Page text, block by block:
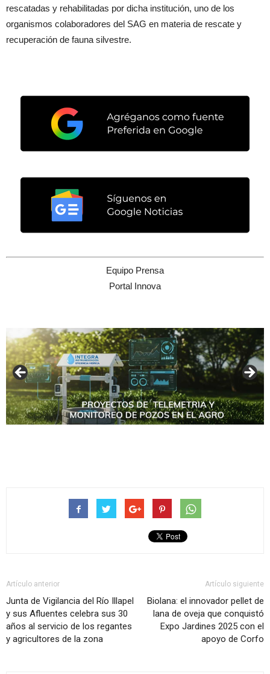
rescatadas y rehabilitadas por dicha institución, uno de los
organismos colaboradores del SAG en materia de rescate y
recuperación de fauna silvestre.
Equipo Prensa
Portal Innova
Artículo anterior
Junta de Vigilancia del Río Illapel
y sus Afluentes celebra sus 30
años al servicio de los regantes
y agricultores de la zona
Artículo siguiente
Biolana: el innovador pellet de
lana de oveja que conquistó
Expo Jardines 2025 con el
apoyo de Corfo